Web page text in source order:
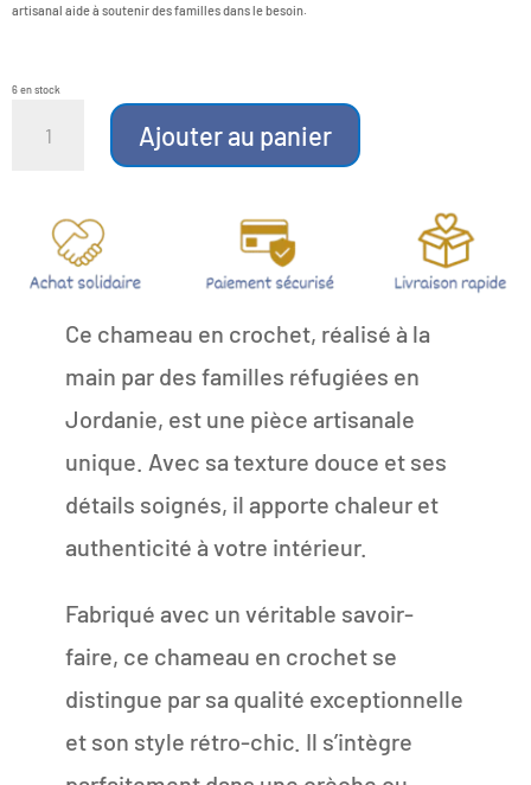
artisanal aide à soutenir des familles dans le besoin.
6 en stock
Chameau
Ajouter au panier
Ce chameau en crochet, réalisé à la
main par des familles réfugiées en
Jordanie, est une pièce artisanale
unique. Avec sa texture douce et ses
détails soignés, il apporte chaleur et
authenticité à votre intérieur.
Fabriqué avec un véritable savoir-
faire, ce chameau en crochet se
distingue par sa qualité exceptionnelle
et son style rétro-chic. Il s’intègre